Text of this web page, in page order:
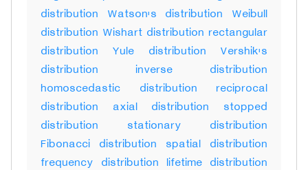
distribution Watson's distribution Weibull
distribution Wishart distribution rectangular
distribution Yule distribution Vershik's
distribution inverse distribution
homoscedastic distribution reciprocal
distribution axial distribution stopped
distribution stationary distribution
Fibonacci distribution spatial distribution
frequency distribution lifetime distribution